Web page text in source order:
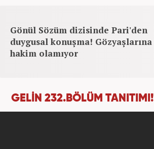
Gönül Sözüm dizisinde Pari'den
duygusal konuşma! Gözyaşlarına
hakim olamıyor
GELİN 232.BÖLÜM TANITIMI!